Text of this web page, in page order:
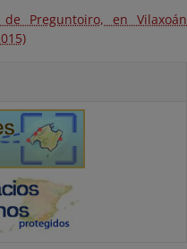
Preguntoiro, en Vilaxoán